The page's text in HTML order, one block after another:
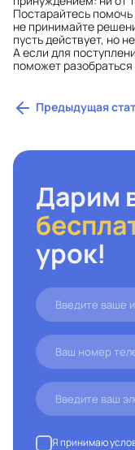
Постарайтесь
не принимайте
пусть действует, но
А если для
поможет
Предыдущая
Дарим
урок!
Я принимаю